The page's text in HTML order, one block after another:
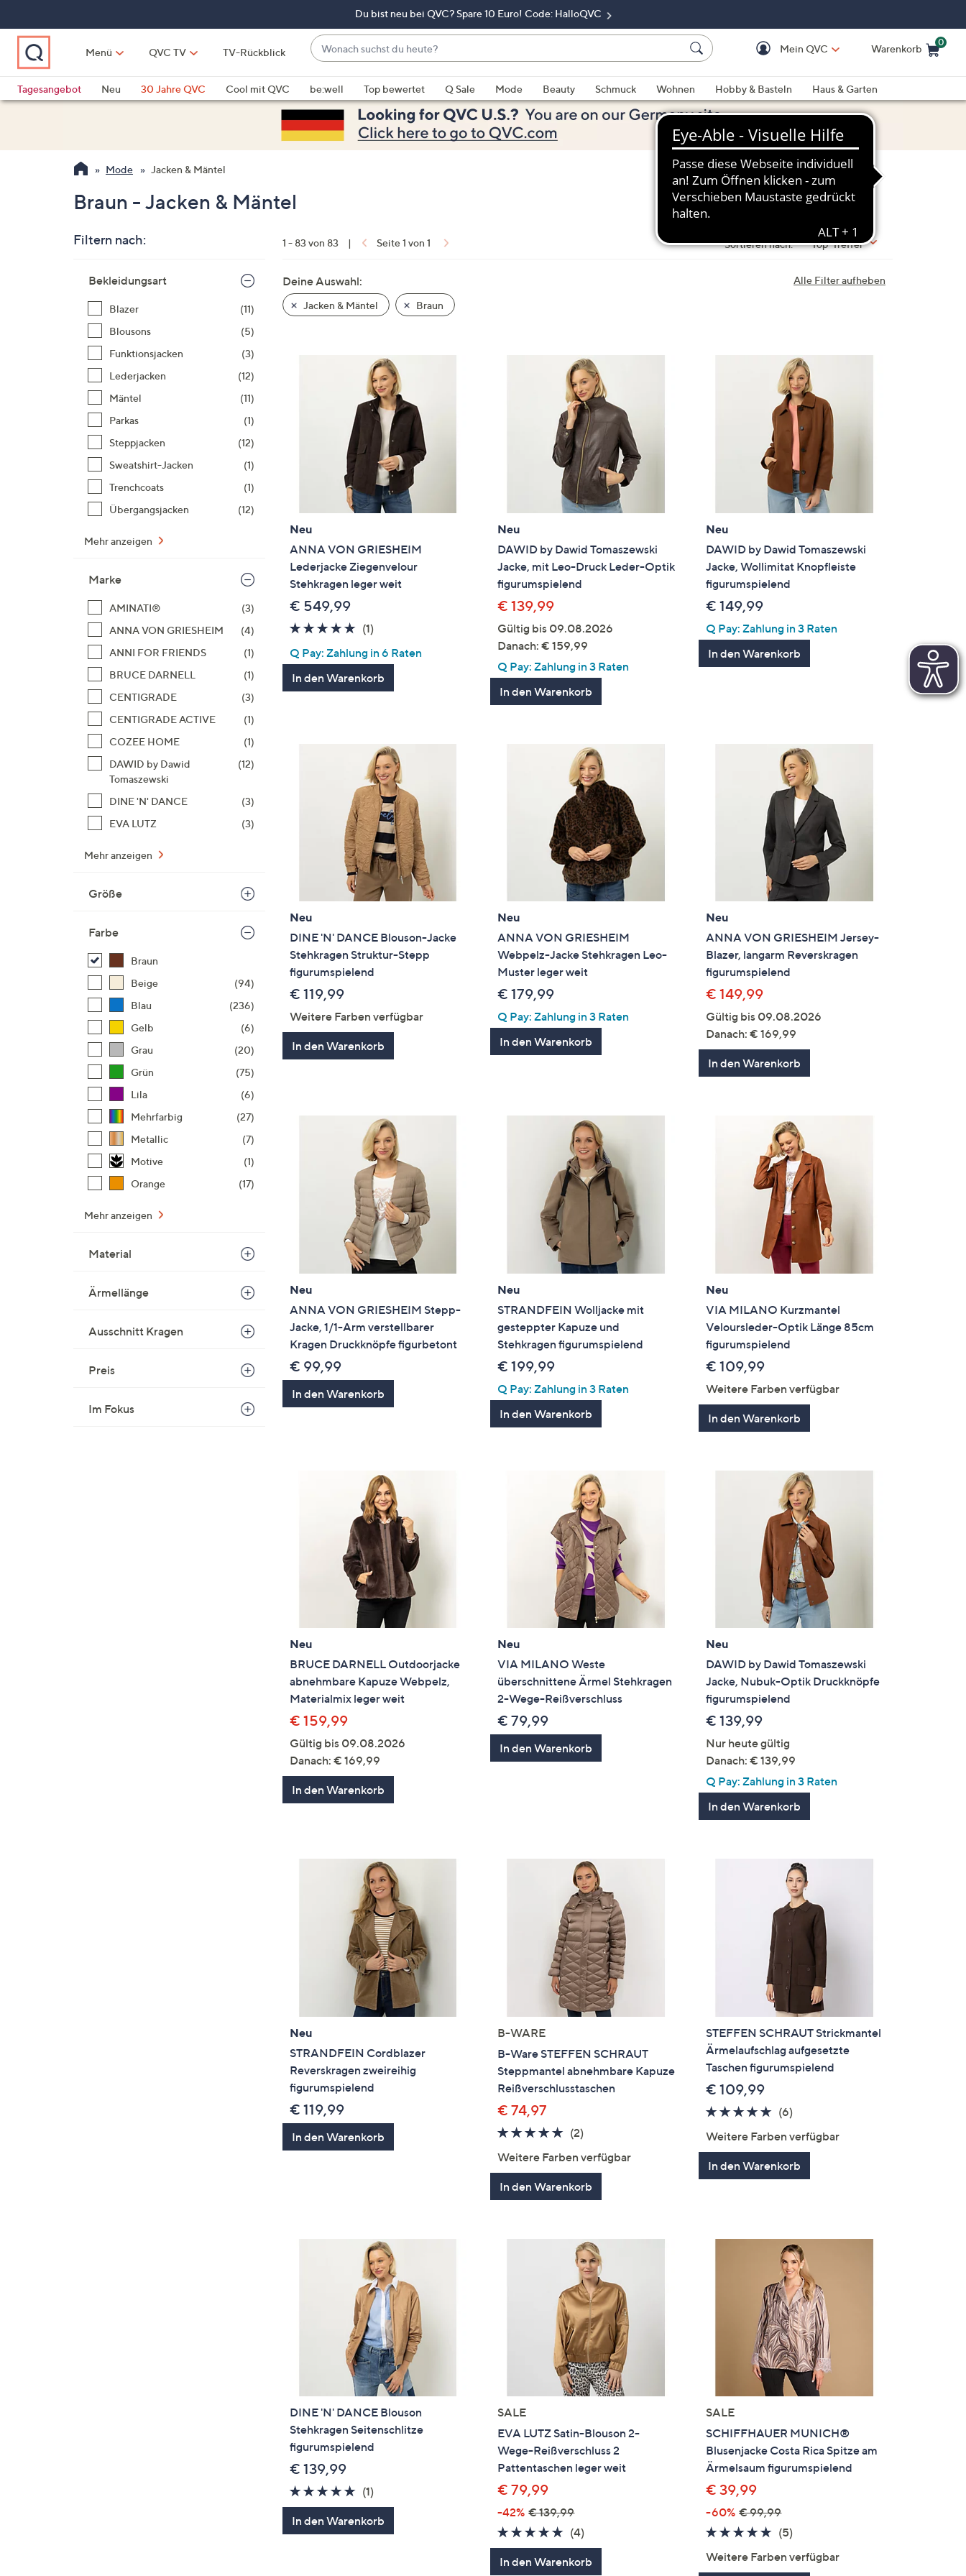
springen
Du bist neu bei QVC? Spare 10 Euro! Code: HalloQVC
Menü QVC TV TV-Rückblick
Wonach
suchst
du
heute?
Vorschläge
verfügbar
sind,
verwenden
und
unten
oder
wischen
anzuzeigen.
Mein QVC Warenkorb
0
Tagesangebot
Neu 30 Jahre QVC Cool mit QVC be:well Top bewertet Q Sale Mode Beauty Schmuck Wohnen Hobby & Basteln
Haus & Garten
Mode Jacken & Mäntel
Braun - Jacken & Mäntel
Filtern nach:
Produktliste
Bekleidungsart
Blazer
(11)
Blousons
(5)
Funktionsjacken
(3)
Lederjacken
(12)
Mäntel
(11)
Parkas
(1)
Steppjacken
(12)
Sweatshirt-Jacken
(1)
Trenchcoats
(1)
Übergangsjacken
(12)
Mehr anzeigen
Marke
AMINATI®
(3)
ANNA VON GRIESHEIM
(4)
ANNI FOR FRIENDS
(1)
BRUCE DARNELL
(1)
CENTIGRADE
(3)
CENTIGRADE ACTIVE
(1)
COZEE HOME
(1)
DAWID by Dawid
Tomaszewski
(12)
DINE 'N' DANCE
(3)
EVA LUTZ
(3)
Mehr anzeigen
Größe
Farbe
Braun
Beige
(94)
Blau
(236)
Gelb
(6)
Grau
(20)
Grün
(75)
Lila
(6)
Mehrfarbig
(27)
Metallic
(7)
Motive
(1)
Orange
(17)
Mehr anzeigen
Material
Ärmellänge
Ausschnitt Kragen
Preis
Im Fokus
1 - 83 von 83 | Seite 1 von 1 Sortieren nach: Top-Treffer
Alle Filter aufheben
Deine Auswahl:
Jacken & Mäntel Braun
Neu
ANNA VON GRIESHEIM
Lederjacke Ziegenvelour
Stehkragen leger weit
€ 549,99
5.0
5
(1)1
Q Pay: Zahlung in 6 Raten
In den Warenkorb
Neu
DAWID by Dawid Tomaszewski
Jacke, mit Leo-Druck Leder-Optik
figurumspielend
€ 139,99
Gültig bis 09.08.2026
Danach: € 159,99
Q Pay: Zahlung in 3 Raten
In den Warenkorb
Neu
DAWID by Dawid Tomaszewski
Jacke, Wollimitat Knopfleiste
figurumspielend
€ 149,99
Q Pay: Zahlung in 3 Raten
In den Warenkorb
Neu
DINE 'N' DANCE Blouson-Jacke
Stehkragen Struktur-Stepp
figurumspielend
€ 119,99
Weitere Farben verfügbar
In den Warenkorb
Neu
ANNA VON GRIESHEIM
Webpelz-Jacke Stehkragen Leo-
Muster leger weit
€ 179,99
Q Pay: Zahlung in 3 Raten
In den Warenkorb
Neu
ANNA VON GRIESHEIM Jersey-
Blazer, langarm Reverskragen
figurumspielend
€ 149,99
Gültig bis 09.08.2026
Danach: € 169,99
In den Warenkorb
Neu
ANNA VON GRIESHEIM Stepp-
Jacke, 1/1-Arm verstellbarer
Kragen Druckknöpfe figurbetont
€ 99,99
In den Warenkorb
Neu
STRANDFEIN Wolljacke mit
gesteppter Kapuze und
Stehkragen figurumspielend
€ 199,99
Q Pay: Zahlung in 3 Raten
In den Warenkorb
Neu
VIA MILANO Kurzmantel
Veloursleder-Optik Länge 85cm
figurumspielend
€ 109,99
Weitere Farben verfügbar
In den Warenkorb
Neu
BRUCE DARNELL Outdoorjacke
abnehmbare Kapuze Webpelz,
Materialmix leger weit
€ 159,99
Gültig bis 09.08.2026
Danach: € 169,99
In den Warenkorb
Neu
VIA MILANO Weste
überschnittene Ärmel Stehkragen
2-Wege-Reißverschluss
€ 79,99
In den Warenkorb
Neu
DAWID by Dawid Tomaszewski
Jacke, Nubuk-Optik Druckknöpfe
figurumspielend
€ 139,99
Nur heute gültig
Danach: € 139,99
Q Pay: Zahlung in 3 Raten
In den Warenkorb
Neu
STRANDFEIN Cordblazer
Reverskragen zweireihig
figurumspielend
€ 119,99
In den Warenkorb
B-WARE
B-Ware STEFFEN SCHRAUT
Steppmantel abnehmbare Kapuze
Reißverschlusstaschen
€ 74,97
5.0
5
(2)
Weitere Farben verfügbar
In den Warenkorb
STEFFEN SCHRAUT Strickmantel
Ärmelaufschlag aufgesetzte
Taschen figurumspielend
€ 109,99
5.0
5
(6)
Weitere Farben verfügbar
In den Warenkorb
DINE 'N' DANCE Blouson
Stehkragen Seitenschlitze
figurumspielend
€ 139,99
5.0
von
5
(1)1
Bewertungen
In den Warenkorb
SALE
EVA LUTZ Satin-Blouson 2-
Wege-Reißverschluss 2
Pattentaschen leger weit
€ 79,99
-42% € 139,99
5.0
von
5
(4)
Bewertungen
In den Warenkorb
SALE
SCHIFFHAUER MUNICH®
Blusenjacke Costa Rica Spitze am
Ärmelsaum figurumspielend
€ 39,99
-60% € 99,99
5.0
(5)
Weitere Farben verfügbar